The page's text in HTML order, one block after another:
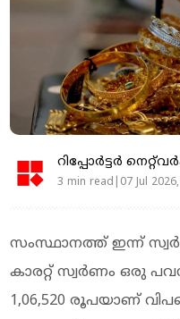
റിപ്പോർട്ടർ
3 min read|07 Jul
സംസ്ഥാനത്ത് ഇന്ന്
കാരറ്റ് സ്വർണം ഒരു
1,06,520 രൂപയാണ്